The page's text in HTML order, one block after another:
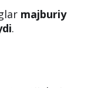
haftasiga